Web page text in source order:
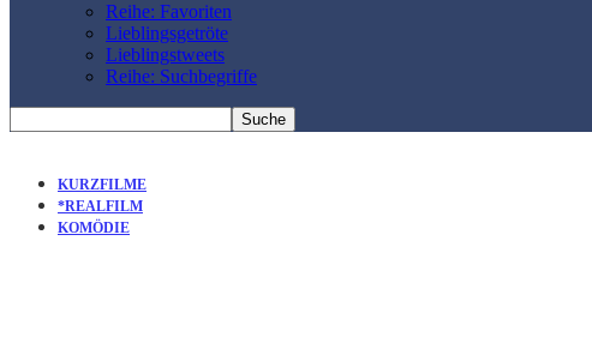
Reihe: Favoriten
Lieblingsgetröte
Lieblingstweets
Reihe: Suchbegriffe
KURZFILME
*REALFILM
KOMÖDIE